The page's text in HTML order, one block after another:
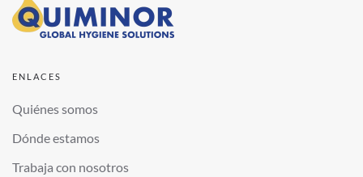
ENLACES
Quiénes somos
Dónde estamos
Trabaja con nosotros